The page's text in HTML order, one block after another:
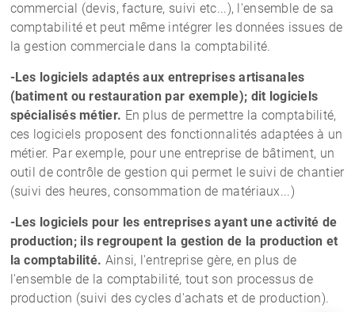
commercial (devis, facture, suivi etc...), l'ensemble de sa
comptabilité et peut même intégrer les données issues de
la gestion commerciale dans la comptabilité.
-Les logiciels adaptés aux entreprises artisanales
(batiment ou restauration par exemple); dit logiciels
spécialisés métier. En plus de permettre la comptabilité,
ces logiciels proposent des fonctionnalités adaptées à un
métier. Par exemple, pour une entreprise de bâtiment, un
outil de contrôle de gestion qui permet le suivi de chantier
(suivi des heures, consommation de matériaux...)
-Les logiciels pour les entreprises ayant une activité de
production; ils regroupent la gestion de la production et
la comptabilité. Ainsi, l'entreprise gère, en plus de
l'ensemble de la comptabilité, tout son processus de
production (suivi des cycles d'achats et de production).